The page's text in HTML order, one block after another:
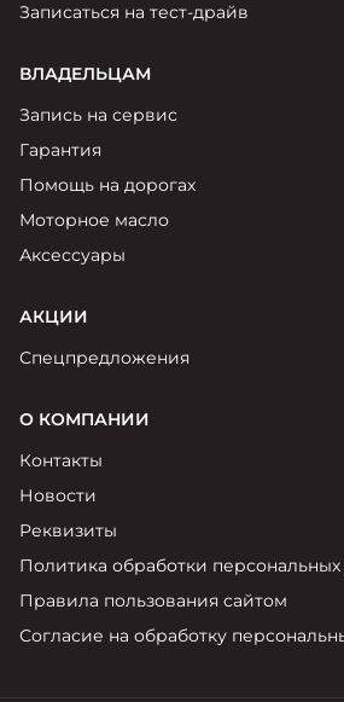
Записаться на тест-драйв
ВЛАДЕЛЬЦАМ
Запись на сервис
Гарантия
Помощь на дорогах
Моторное масло
Аксессуары
АКЦИИ
Спецпредложения
О КОМПАНИИ
Контакты
Новости
Реквизиты
Политика обработки
Правила пользования сайтом
Согласие на обработку